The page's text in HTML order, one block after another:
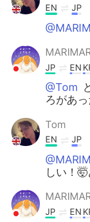
EN JP
JP EN
@Tom
ろがあ
Tom
EN JP
しい！
JP EN